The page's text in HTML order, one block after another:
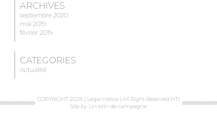
ARCHIVES
septembre 2020
mai 2019
février 2019
CATEGORIES
Actualité
COPYRIGHT 2026 | Legal notice | All Right Reserved HTI
Site by Un brin de campagne